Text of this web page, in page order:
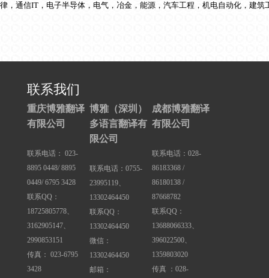
律，通信IT，电子半导体，电气，冶金，能源，汽车工程，机电自动化，建
联系我们
重庆博雅翻译
有限公司
联系电话： 023-
8895 0448/ 8895
0449/ 6795 3428
联系QQ：
18725805778、
3162905147、
2990853151
传真： 023-6795
3428
博雅（深圳）
多语言翻译有
限公司
联系电话：0755-
23995119、
13302464450
联系QQ：
13302464450
微信：
13302464450
邮箱：
成都博雅翻译
有限公司
联系电话：028-
86183368 /
86180138 /
87668782
联系QQ：
13688066333、
396022500、
1359803020
传真 ：028-